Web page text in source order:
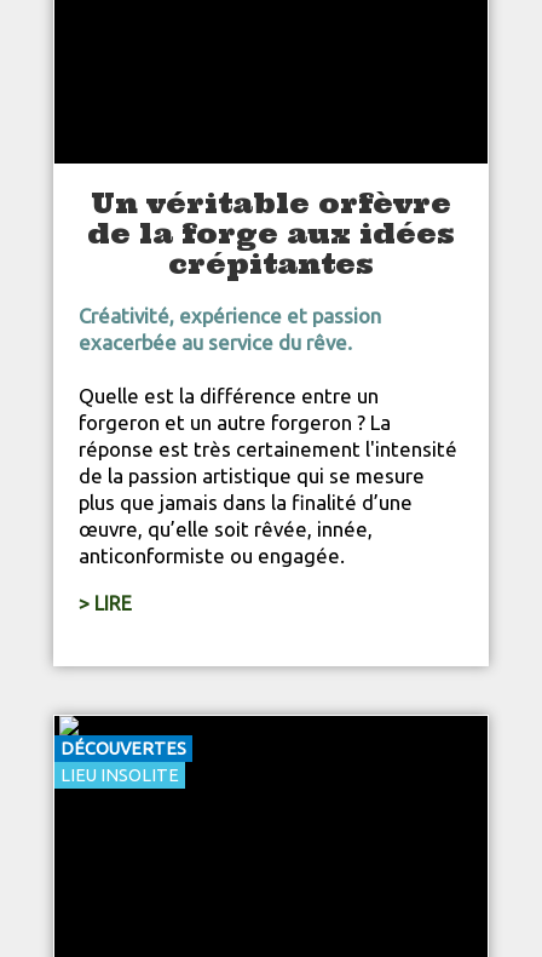
Un véritable orfèvre
de la forge aux idées
crépitantes
Créativité, expérience et passion
exacerbée au service du rêve.
Quelle est la différence entre un
forgeron et un autre forgeron ? La
réponse est très certainement l'intensité
de la passion artistique qui se mesure
plus que jamais dans la finalité d’une
œuvre, qu’elle soit rêvée, innée,
anticonformiste ou engagée.
> LIRE
DÉCOUVERTES
LIEU INSOLITE